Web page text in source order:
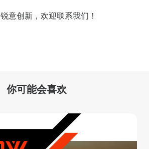
意创新，欢迎联系我们 ！
你可能会喜欢